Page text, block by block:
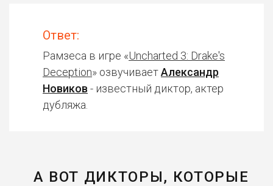
Ответ:
Рамзеса в игре «Uncharted 3: Drake's
Deception» озвучиваетАлександр
Новиков - известный диктор, актер
дубляжа.
А ВОТ ДИКТОРЫ, КОТОРЫЕ